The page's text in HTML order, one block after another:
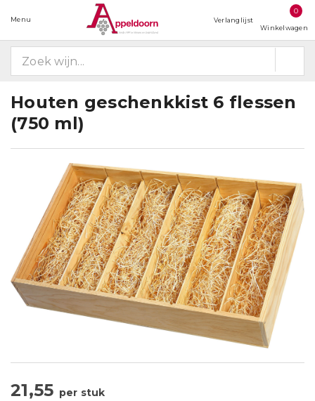
Menu Verlanglijst
0
Winkelwagen
Houten geschenkkist 6 flessen
(750 ml)
21,55 per stuk